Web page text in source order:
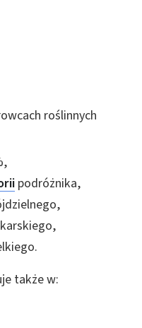
roślinnych
podróżnika,
także w: